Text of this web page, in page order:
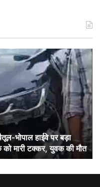
भोपाल हाईवे पर बड़ा
मारी टक्कर, युवक की मौत